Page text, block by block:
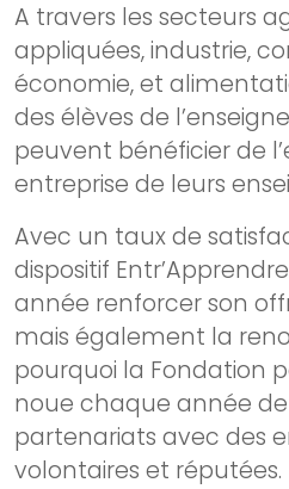
A travers les secteurs
appliquées, industrie,
économie, et
des élèves de
peuvent bénéficier de
entreprise de leurs
Avec un taux de
dispositif
année renforcer son
mais également la
pourquoi la Fondation
noue chaque année
partenariats avec des
volontaires et réputées.